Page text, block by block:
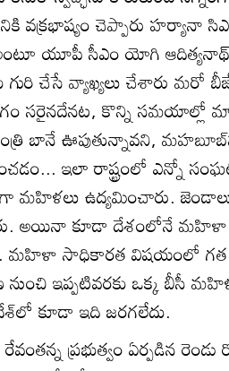
వక్రభాష్యం చెప్పారు హర్యానా
యూపీ సీఎం యోగి ఆదిత్యనాథ్
గురి చేసే వ్యాఖ్యలు చేశారు
సరైనదేనట, కొన్ని సమయాల్లో
బానే ఊపుతున్నావని,
ఇలా రాష్ట్రంలో ఎన్నో
ఉద్యమించారు.
అయినా కూడా దేశంలోనే మహిళా
మహిళా సాధికారత విషయంలో గత
ఇప్పటివరకు ఒక్క బీసీ
కూడా ఇది జరగలేదు.
రేవంతన్న ప్రభుత్వం ఏర్పడిన